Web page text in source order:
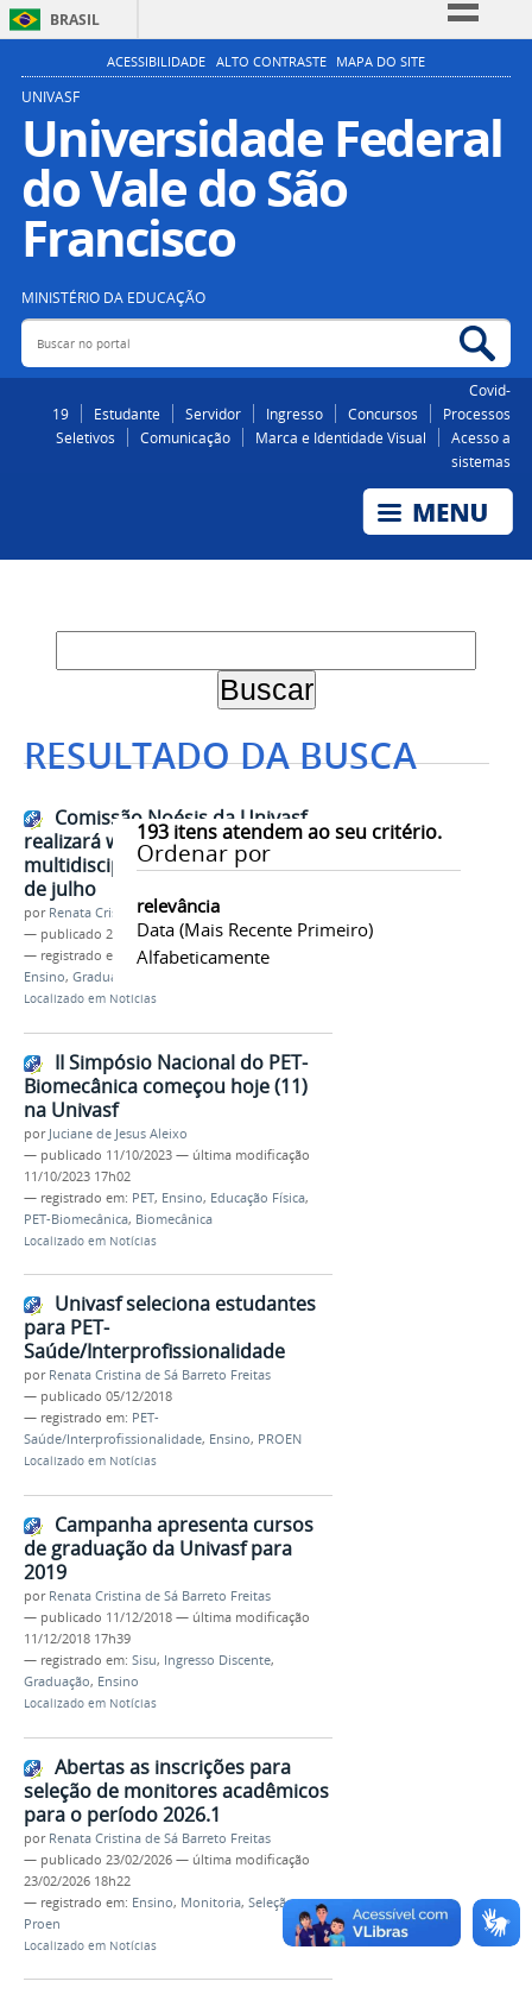
BRASIL
Simplifique!
Participe
Acesso à informação
Legislação
ACESSIBILIDADE ALTO CONTRASTE MAPA DO SITE
UNIVASF
Universidade Federal
do Vale do São
Francisco
MINISTÉRIO DA EDUCAÇÃO
Buscar no portal
Covid-
19
Estudante Servidor Ingresso Concursos
Processos
Seletivos
Comunicação Marca e Identidade Visual
Acesso a
sistemas
RESULTADO DA BUSCA
193itens atendem ao seu critério.
Ordenar por
relevância
Data (mais Recente Primeiro)
Alfabeticamente
Comissão Noésis da Univasf
realizará webinário
multidisciplinar nos dias 29 e 30
de julho
por Renata Cristina de Sá Barreto Freitas
— publicado 24/07/2020
— registrado em:
Comissão Noésis,Webinário
Ensino, Graduação
Localizado em Notícias
II Simpósio Nacional do PET-
Biomecânica começou hoje (11)
na Univasf
por Juciane de Jesus Aleixo
— publicado 11/10/2023 — última modificação
11/10/2023 17h02
— registrado em: PET, Ensino, Educação Física,
PET-Biomecânica, Biomecânica
Localizado em Notícias
Univasf seleciona estudantes
para PET-
Saúde/Interprofissionalidade
por Renata Cristina de Sá Barreto Freitas
— publicado 05/12/2018
— registrado em: PET-
Saúde/Interprofissionalidade, Ensino, PROEN
Localizado em Notícias
Campanha apresenta cursos
de graduação da Univasf para
2019
por Renata Cristina de Sá Barreto Freitas
— publicado 11/12/2018 — última modificação
11/12/2018 17h39
— registrado em: Sisu, Ingresso Discente,
Graduação, Ensino
Localizado em Notícias
Abertas as inscrições para
seleção de monitores acadêmicos
para o período 2026.1
por Renata Cristina de Sá Barreto Freitas
— publicado 23/02/2026 — última modificação
23/02/2026 18h22
— registrado em: Ensino, Monitoria, Seleção,
Proen
Localizado em Notícias